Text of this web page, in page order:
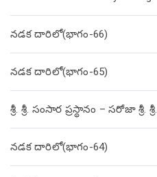
నడక దారిలో(భాగం-66)
నడక దారిలో(భాగం-65)
శ్రీ. శ్రీ. సంసార ప్రస్థానం – సరోజా శ్రీ. శ్రీ.
నడక దారిలో(భాగం-64)